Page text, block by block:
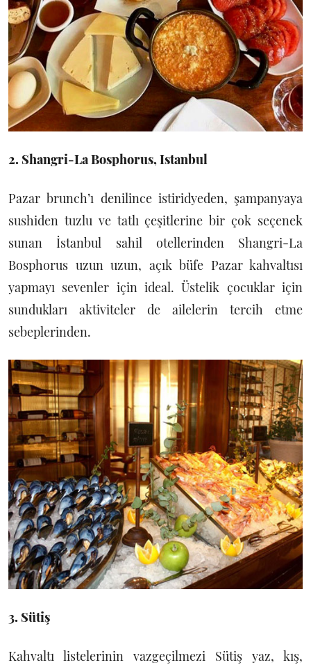
2. Shangri-La Bosphorus, Istanbul
Pazar brunch’ı denilince istiridyeden, şampanyaya
sushiden tuzlu ve tatlı çeşitlerine bir çok seçenek
sunan İstanbul sahil otellerinden Shangri-La
Bosphorus uzun uzun, açık büfe Pazar kahvaltısı
yapmayı sevenler için ideal. Üstelik çocuklar için
sundukları aktiviteler de ailelerin tercih etme
sebeplerinden.
3. Sütiş
Kahvaltı listelerinin vazgeçilmezi Sütiş yaz, kış,